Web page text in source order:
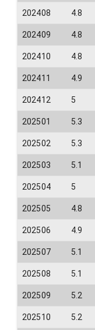
202408 4.8
202409 4.8
202410 4.8
202411 4.9
202412 5
202501 5.3
202502 5.3
202503 5.1
202504 5
202505 4.8
202506 4.9
202507 5.1
202508 5.1
202509 5.2
202510 5.2